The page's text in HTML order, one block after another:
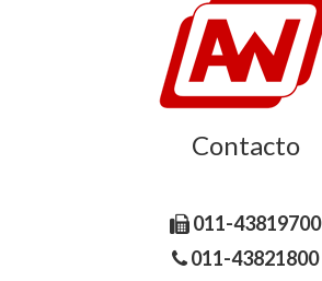
Contacto
011-43819700
011-43821800